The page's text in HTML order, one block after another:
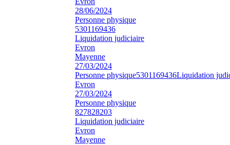
28/06/2024
Personne physique
5301169436
Liquidation judiciaire
Evron
Mayenne
27/03/2024
Personne physique5301169436Liquidation
Evron
27/03/2024
Personne physique
827828203
Liquidation judiciaire
Evron
Mayenne